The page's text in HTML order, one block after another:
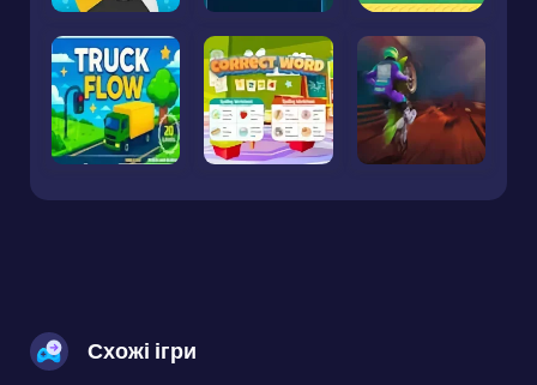
Схожі ігри